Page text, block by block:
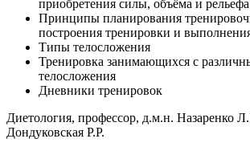
приобретения силы, объёма и рельефа
Принципы планирования
построения тренировки и
Типы телосложения
Тренировка занимающихся с
телосложения
Дневники тренировок
Диетология, профессор, д.м.н. Назаренко
Дондуковская Р.Р.